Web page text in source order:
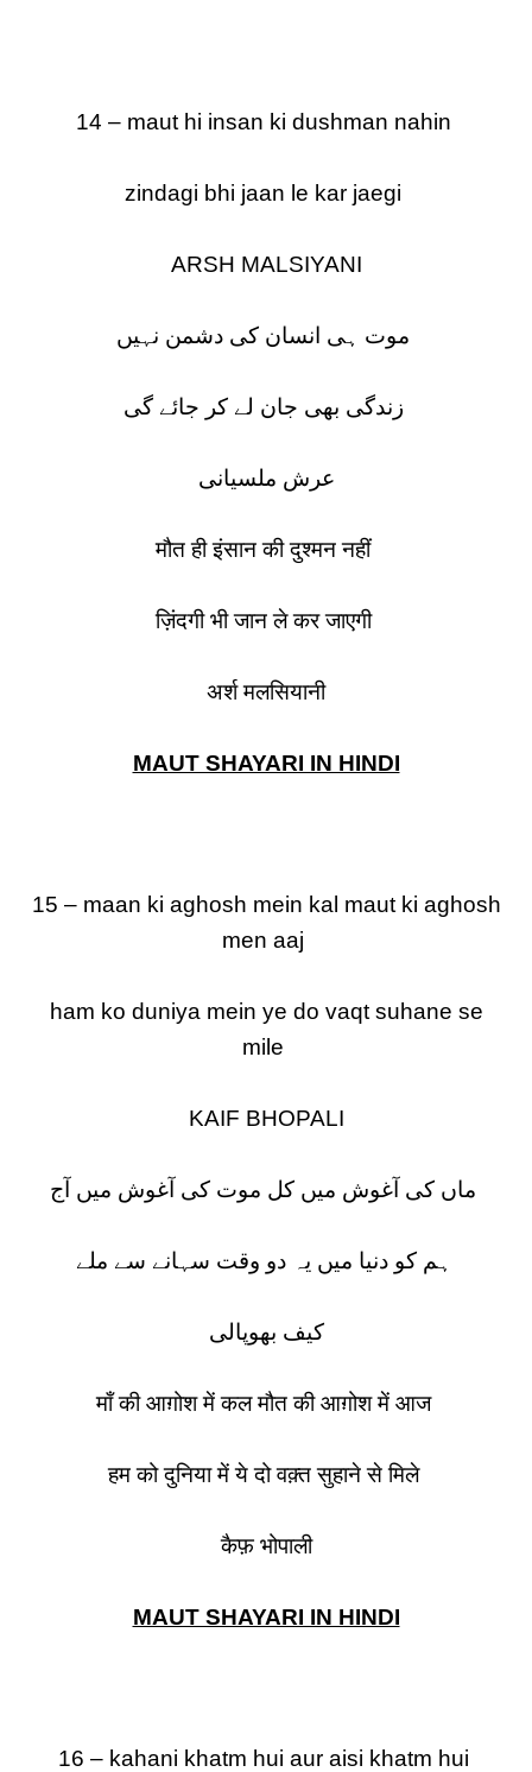
14 – maut hi insan ki dushman nahin
zindagi bhi jaan le kar jaegi
ARSH MALSIYANI
عرش ملسیانی
मौत ही इंसान की दुश्मन नहीं
ज़िंदगी भी जान ले कर जाएगी
अर्श मलसियानी
MAUT SHAYARI IN HINDI
15 – maan ki aghosh mein kal maut ki aghosh
men aaj
ham ko duniya mein ye do vaqt suhane se
mile
KAIF BHOPALI
کیف بھوپالی
माँ की आग़ोश में कल मौत की आग़ोश में आज
हम को दुनिया में ये दो वक़्त सुहाने से मिले
कैफ़ भोपाली
MAUT SHAYARI IN HINDI
16 – kahani khatm hui aur aisi khatm hui